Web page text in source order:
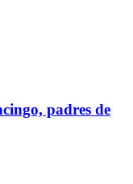
padres de